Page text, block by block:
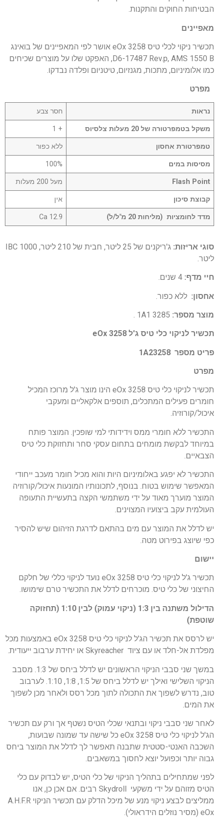
הבטיחות החוקים והתקנות.
מאפיינים
תכשיר ניקוי לכלי טיס eOx 3258 אושר לפי המאפיינים של בואינג
D6-17487 Rev.p, AMS 1550 B, האפקט שלו על מוצרים שכיחים
כמו אלומיניום, מתכות, מגנזיום, טיטניום ופלדה נבדקו.
מפרט
נראות חסר צבע
משקל בטמפרטורה של 20 מעלות צלסיוס + 1
טמפרטורת אחסון ללא כפור
מסיסות במים 100%
Flash Point מעל 200 מעלות
קבוצת סיכון אין
מדד לחומציות (מליחות 20 מ"ל/ל) 12.9 Ca
סוגי אריזות:
ג'ריקנים של 25 ליטר, חבית של 210 ליטר, IBC 1000
ליטר.
חיי מדף:
אחסון: ללא כפור.
מוצר מספר:
תכשיר לניקוי כלי טיס ג'ל 3258 eOx
פריט מספר 1A23258
מפרט
תכשיר לניקוי כלי טיס eOx 3258 הינו מוצר ג'ל מרוכז המכיל
חומרים פעילים המתכלים, תוספים אלקאליים ומעקבי
איכול/קורוזיה.
התכשיר ללא חומרי ממס וידידותי למי שופכין. המוצר פותח
במיוחד לבקשת מומחים בתחום עסקי סחר ותחזוקת כלי טיס
הצבאיים.
התכשיר לא יפגע באלומיניום היות והוא מכיל חומר מעכב ייחודי
המאפשר שימוש בטוח. בנוסף, לתכונותיו המונעות איכול/קורוזיה
המוצר מוערך מאוד על ידי משתמשי הקצה בתעשיית התעופה
העולמית עקב ביצועיו המצוינים.
יש לדלל את המוצר עם מים בהתאם לדרגת הזיהום שיש להסיר
כפי שיוצג בפירוט מטה.
יישום
תכשיר ג'ל לניקוי כלי טיס eOx 3258 נועד לניקוי כללי של חלקם
החיצוני של כלי טיס. מוכרחים לדלל את התכשיר טרם שימושו.
הדילול משתנה בין 1:3 (ניקוי עמוק) לבין 1:10 (תחזוקה
שוטפת)
יש לרסס את תכשיר הג'ל לניקוי כלי טיס eOx 3258 באמצעות מכל
מפלדת אל-חלד או עם ציוד Skyreacher או יחידת ערבוב ייעודית.
במשך שני סבבי הניקוי הראשונים יש לדלל ביחס של 1:3. מסבב
הניקוי השלישי ואילך יש לדלל ביחס של 1:5, 1:8, 1:10. לערבוב
טוב, נדרש לשפוך את התכולה לתוך מכל רסס ולאחר מכן לשפוך
את המים.
לאחר שני סבבי ניקוי ובתנאי שכלי הטיס נשטף אך ורק עם תכשיר
הג'ל לניקוי כלי טיס eOx 3258 כל שישה עד שמונה שבועות,
השכבה האנטי-סטטית שתבנה תאפשר לך לדלל את המוצר ביחס
גבוה יותר וכפועל יוצא לחסוך במשאבים.
לפני שמתחילים בתהליך הניקוי של כלי הטיס, יש לבדוק עם כלי
הטיס מזוהם על ידי משקעי Skydroll רבים. אם אכן כן, אנו
ממליצים לבצע ניקוי מנע של מיכל הדלק עם תכשיר הניקוי A.H.F.R
eOx (מסיר נוזלים הידראולי).